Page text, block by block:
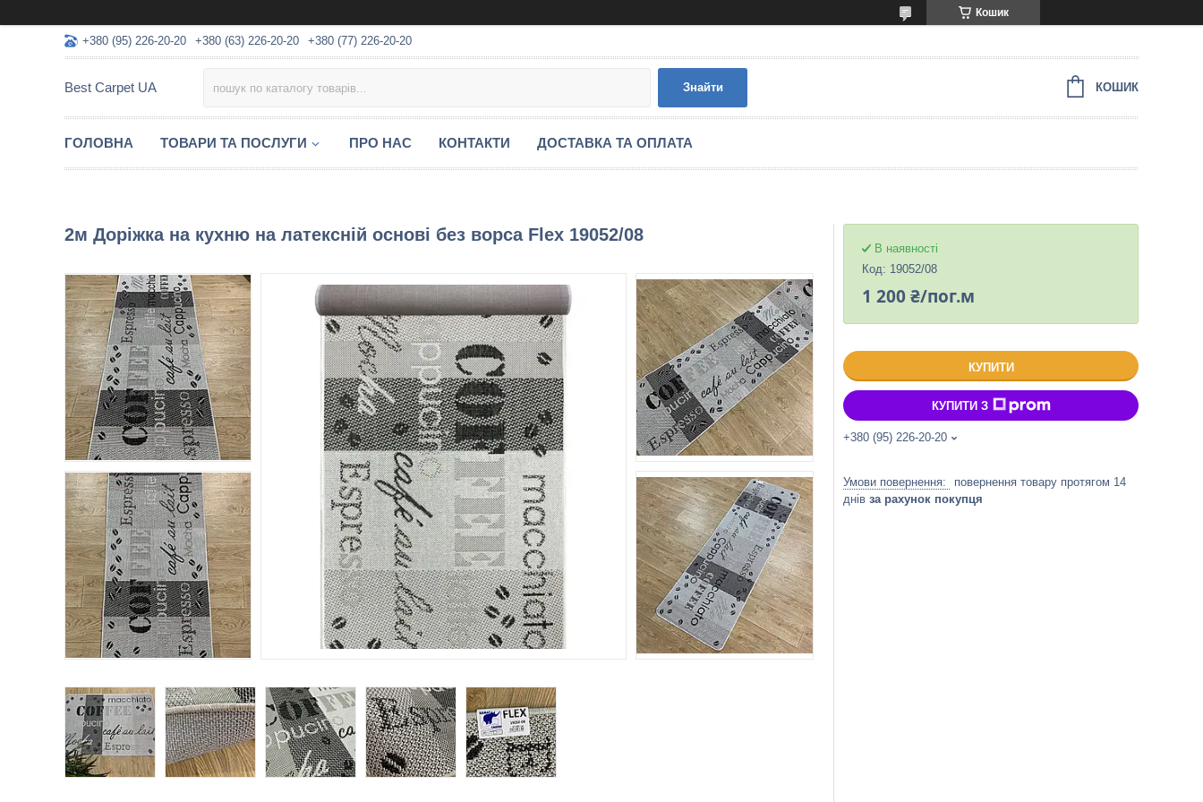
Кошик
+380 (95) 226-20-20 +380 (63) 226-20-20 +380 (77) 226-20-20
Best Carpet UA Знайти КОШИК
ГОЛОВНА ТОВАРИ ТА ПОСЛУГИ ПРО НАС КОНТАКТИ ДОСТАВКА ТА ОПЛАТА
2м Доріжка на кухню на латексній основі без ворса Flex 19052/08
В наявності
Код: 19052/08
1 200 ₴/пог.м
КУПИТИ
КУПИТИ З
+380 (95) 226-20-20
повернення товару протягом 14
днів за рахунок покупця